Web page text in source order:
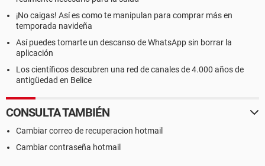
¡No caigas! Así es como te manipulan para comprar más en
temporada navideña
Así puedes tomarte un descanso de WhatsApp sin borrar la
aplicación
Los científicos descubren una red de canales de 4.000 años de
antigüedad en Belice
CONSULTA TAMBIÉN
Cambiar correo de recuperacion hotmail
Cambiar contraseña hotmail